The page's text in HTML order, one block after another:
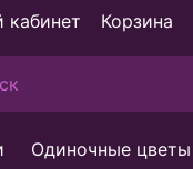
кабинет Корзина
Одиночные цветы